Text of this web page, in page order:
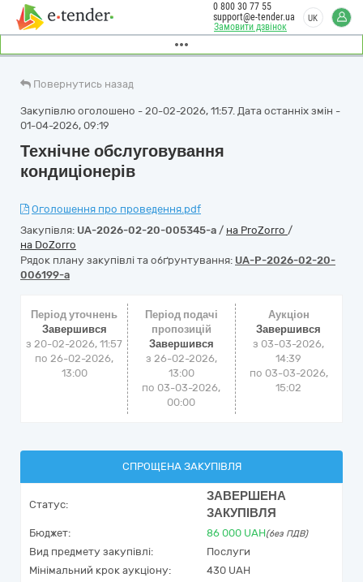
Замовити дзвінок
0 800 30 77 55
support@e-tender.ua
UK
Повернутись назад
Закупівлю оголошено - 20-02-2026, 11:57. Дата останніх змін -
01-04-2026, 09:19
Технічне обслуговування
кондиціонерів
Оголошення про проведення.pdf
Закупівля: UA-2026-02-20-005345-a / на ProZorro /
на DoZorro
Рядок плану закупівлі та обґрунтування: UA-P-2026-02-20-
006199-a
Період уточнень
Завершився
з 20-02-2026, 11:57
по 26-02-2026,
13:00
Період подачі
пропозицій
Завершився
з 26-02-2026,
13:00
по 03-03-2026,
00:00
Аукціон
Завершився
з 03-03-2026,
14:39
по 03-03-2026,
15:02
СПРОЩЕНА ЗАКУПІВЛЯ
Статус:
ЗАВЕРШЕНА
ЗАКУПІВЛЯ
Бюджет: 86 000 UAH(без ПДВ)
Вид предмету закупівлі:
Послуги
Мінімальний крок аукціону:
430 UAH